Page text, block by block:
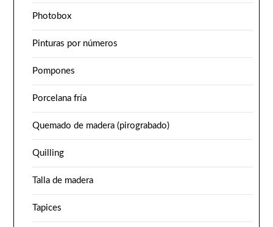
Photobox
Pinturas por números
Pompones
Porcelana fría
Quemado de madera (pirograbado)
Quilling
Talla de madera
Tapices